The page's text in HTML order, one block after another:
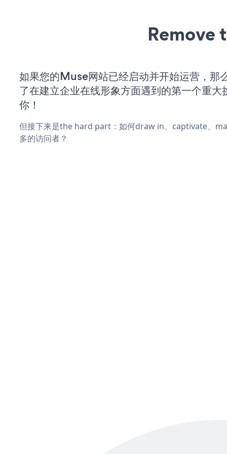
Remove
如果您的Muse网站已经启动并开始运营，那
了在建立企业在线形象方面遇到的第一个重大
你！
但接下来是the hard part：如何draw in、captivate、
多的访问者？